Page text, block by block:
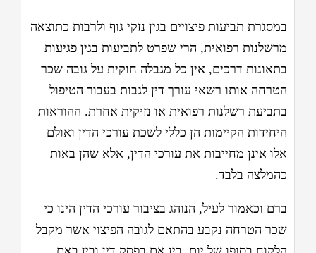
במסגרת תביעות פיצויים בגין נזקי גוף ולרבות כתוצאה
מרשלנות רפואית, הרי שפרט לתביעות בגין פגיעות
בתאונות דרכים, אין כל מגבלה חוקית על גובה שכר
הטרחה אותו רשאי עורך דין לגבות בעבור הטיפול
בתביעת רשלנות רפואית או נזיקית אחרת. ההוראות
היחידות הקיימות הן כללי לשכת עורכי הדין ואולם
אלו אינן מחייבות את עורכי הדין, אלא שהן באות
כהמלצה בלבד.
ברם וכאמור לעיל, הנוהג בציבור עורכי הדין הינו כי
שכר הטרחה נקבע בהתאם לגובה הפיצוי אשר מקבל